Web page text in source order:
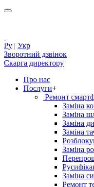
Ру | Укр
Зворотний дзвінок
Скарга директору
Про нас
Послуги+
Ремонт
Заміна
Заміна
Заміна
Заміна
Заміна
Заміна
Ремонт